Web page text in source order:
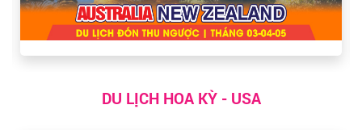
DU LỊCH HOA KỲ - USA